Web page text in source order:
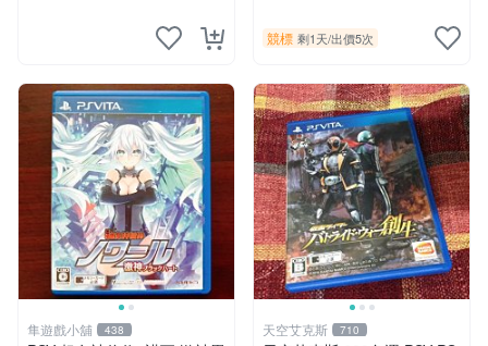
競標 剩1天/出價5次
隼遊戲小舖 438 天空艾克斯 710